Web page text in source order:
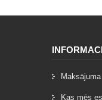
Kas mēs